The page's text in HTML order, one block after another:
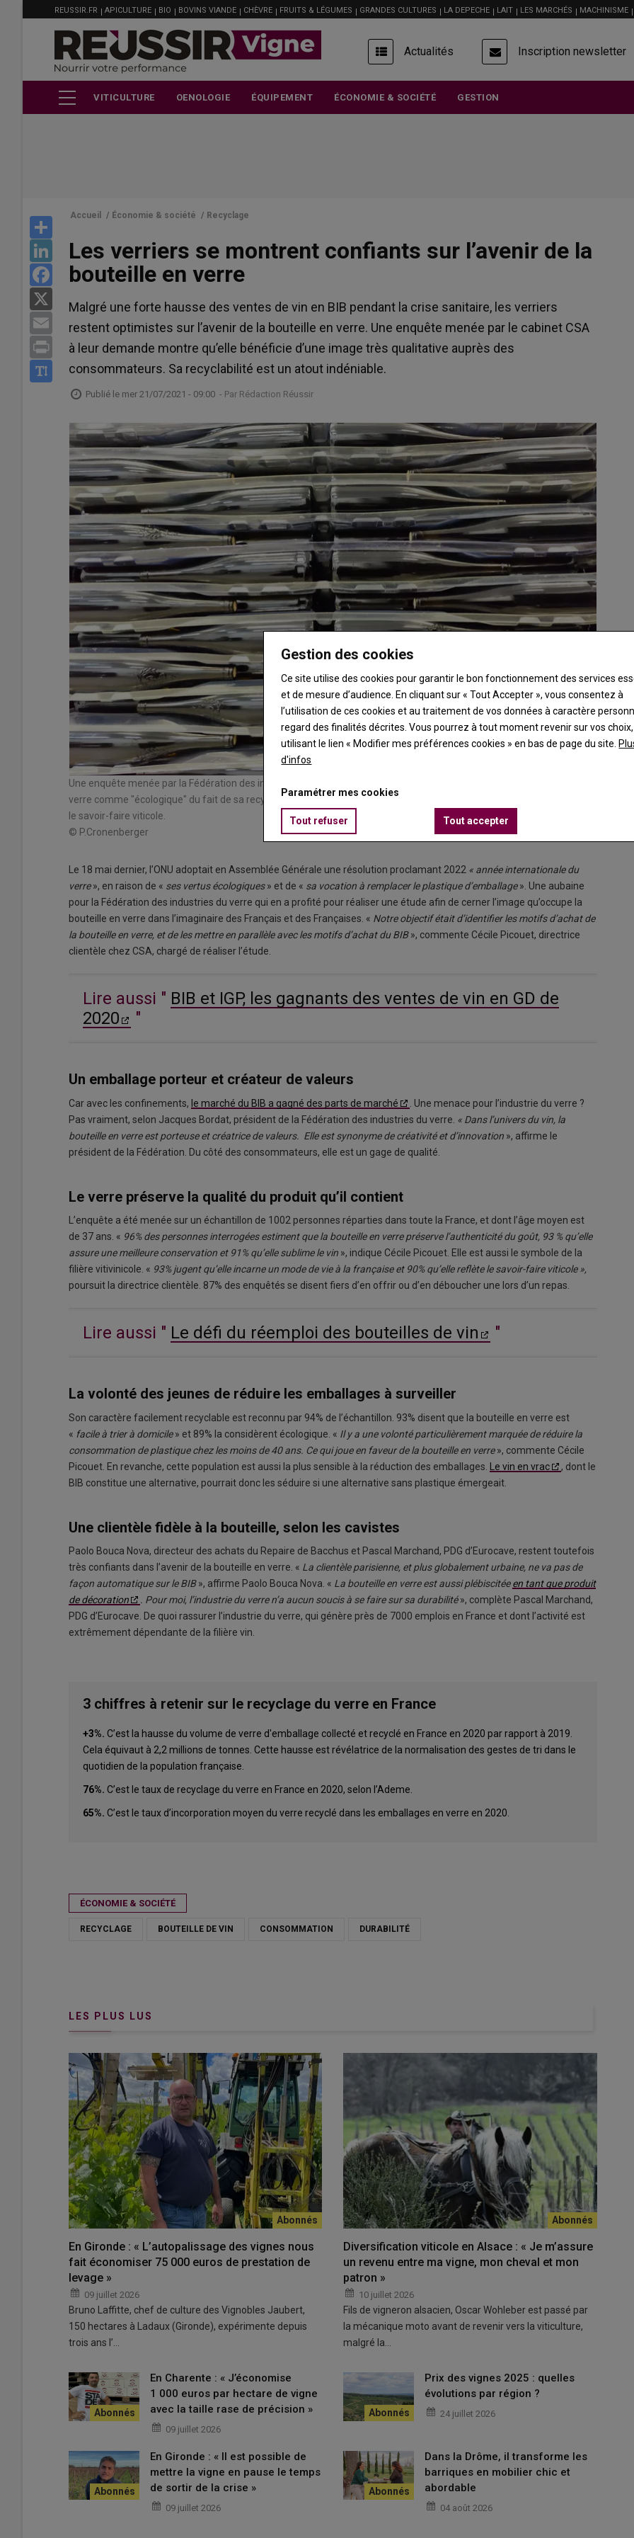
MENU
FILIÈRE
REUSSIR.FR APICULTURE BIO BOVINS VIANDE CHÈVRE FRUITS & LÉGUMES GRANDES CULTURES LA DEPECHE LAIT LES MARCHÉS MACHINISME
USER
ACCOUNT
MENU
Actualités Inscription newsletter
VITICULTURE OENOLOGIE ÉQUIPEMENT ÉCONOMIE & SOCIÉTÉ GESTION
LinkedIn
Facebook
Email
Print
Accueil / Économie & société / Recyclage
Les verriers se montrent confiants sur l’avenir de la
bouteille en verre
Malgré une forte hausse des ventes de vin en BIB pendant la crise sanitaire, les verriers
restent optimistes sur l’avenir de la bouteille en verre. Une enquête menée par le cabinet CSA
à leur demande montre qu’elle bénéficie d’une image très qualitative auprès des
consommateurs. Sa recyclabilité est un atout indéniable.
Publié le mer 21/07/2021 - 09:00 - Par Rédaction Réussir
Une enquête menée par la Fédération des industries du verre révèle que les consommateurs percoivent la bouteille en
verre comme "écologique" du fait de sa recyclabilité. Ils estiment aussi qu'elle préserve l'authenticité du goût et reflète
le savoir-faire viticole.
© P.Cronenberger
Le 18 mai dernier, l’ONU adoptait en Assemblée Générale une résolution proclamant 2022 « année internationale du
verre», en raison de « ses vertus écologiques» et de « sa vocation à remplacer le plastique d’emballage». Une aubaine
pour la Fédération des industries du verre qui en a profité pour réaliser une étude afin de cerner l’image qu’occupe la
bouteille en verre dans l’imaginaire des Français et des Françaises. « Notre objectif était d’identifier les motifs d’achat de
la bouteille en verre, et de les mettre en parallèle avec les motifs d’achat du BIB», commente Cécile Picouet, directrice
clientèle chez CSA, chargé de réaliser l’étude.
Lire aussi " BIB et IGP, les gagnants des ventes de vin en GD de
2020
"
Un emballage porteur et créateur de valeurs
Car avec les confinements, le marché du BIB a gagné des parts de marché
. Une menace pour l’industrie du verre ?
Pas vraiment, selon Jacques Bordat, président de la Fédération des industries du verre. « Dans l’univers du vin, la
bouteille en verre est porteuse et créatrice de valeurs. Elle est synonyme de créativité et d’innovation », affirme le
président de la Fédération. Du côté des consommateurs, elle est un gage de qualité.
Le verre préserve la qualité du produit qu’il contient
L’enquête a été menée sur un échantillon de 1002 personnes réparties dans toute la France, et dont l’âge moyen est
de 37 ans. « 96% des personnes interrogées estiment que la bouteille en verre préserve l’authenticité du goût, 93 % qu’elle
assure une meilleure conservation et 91% qu’elle sublime le vin », indique Cécile Picouet. Elle est aussi le symbole de la
filière vitivinicole. « 93% jugent qu’elle incarne un mode de vie à la française et 90% qu’elle reflète le savoir-faire viticole »,
poursuit la directrice clientèle. 87% des enquêtés se disent fiers d’en offrir ou d’en déboucher une lors d’un repas.
Lire aussi " Le défi du réemploi des bouteilles de vin "
La volonté des jeunes de réduire les emballages à surveiller
Son caractère facilement recyclable est reconnu par 94% de l’échantillon. 93% disent que la bouteille en verre est
« facile à trier à domicile» et 89% la considèrent écologique. « Il y a une volonté particulièrement marquée de réduire la
consommation de plastique chez les moins de 40 ans. Ce qui joue en faveur de la bouteille en verre», commente Cécile
Picouet. En revanche, cette population est aussi la plus sensible à la réduction des emballages.
Le vin en vrac
, dont le
BIB constitue une alternative, pourrait donc les séduire si une alternative sans plastique émergeait.
Une clientèle fidèle à la bouteille, selon les cavistes
Paolo Bouca Nova, directeur des achats du Repaire de Bacchus et Pascal Marchand, PDG d’Eurocave, restent toutefois
très confiants dans l’avenir de la bouteille en verre. « La clientèle parisienne, et plus globalement urbaine, ne va pas de
façon automatique sur le BIB», affirme Paolo Bouca Nova. « La bouteille en verre est aussi plébiscitéeen tant que produit
de décoration
. Pour moi, l’industrie du verre n’a aucun soucis à se faire sur sa durabilité», complète Pascal Marchand,
PDG d’Eurocave. De quoi rassurer l’industrie du verre, qui génère près de 7000 emplois en France et dont l’activité est
extrêmement dépendante de la filière vin.
3 chiffres à retenir sur le recyclage du verre en France
+3%. C’est la hausse du volume de verre d'emballage collecté et recyclé en France en 2020 par rapport à 2019.
Cela équivaut à 2,2 millions de tonnes. Cette hausse est révélatrice de la normalisation des gestes de tri dans le
quotidien de la population française.
76%. C’est le taux de recyclage du verre en France en 2020, selon l’Ademe.
65%. C’est le taux d’incorporation moyen du verre recyclé dans les emballages en verre en 2020.
ÉCONOMIE & SOCIÉTÉ
RECYCLAGE BOUTEILLE DE VIN CONSOMMATION DURABILITÉ
LES PLUS LUS
En Gironde : « L’autopalissage des vignes nous
fait économiser 75 000 euros de prestation de
levage »
09 juillet 2026
Bruno Laffitte, chef de culture des Vignobles Jaubert,
150 hectares à Ladaux (Gironde), expérimente depuis
trois ans l’…
Diversification viticole en Alsace : « Je m’assure
un revenu entre ma vigne, mon cheval et mon
patron »
10 juillet 2026
Fils de vigneron alsacien, Oscar Wohleber est passé par
la mécanique moto avant de revenir vers la viticulture,
malgré la…
En Charente : « J’économise
1 000 euros par hectare de vigne
avec la taille rase de précision »
09 juillet 2026
Prix des vignes 2025 : quelles
évolutions par région ?
24 juillet 2026
En Gironde : « Il est possible de
mettre la vigne en pause le temps
de sortir de la crise »
09 juillet 2026
Dans la Drôme, il transforme les
barriques en mobilier chic et
abordable
04 août 2026
Gestion des cookies
Ce site utilise des cookies pour garantir le bon fonctionnement des services
et de mesure d’audience. En cliquant sur « Tout Accepter », vous consentez à
l’utilisation de ces cookies et au traitement de vos données à caractère
regard des finalités décrites. Vous pourrez à tout moment revenir sur vos
utilisant le lien « Modifier mes préférences cookies » en bas de page du site.
d'infos
Paramétrer mes cookies
Tout refuser Tout accepter